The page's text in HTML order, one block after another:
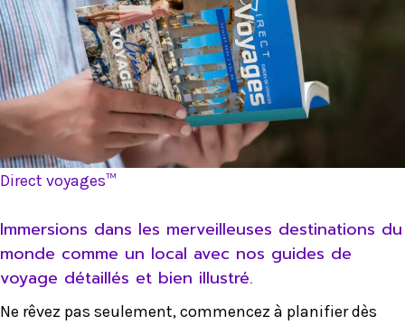
Direct voyages™
Immersions dans les merveilleuses destinations du
monde comme un local avec nos guides de
voyage détaillés et bien illustré.
Ne rêvez pas seulement, commencez à planifier dès